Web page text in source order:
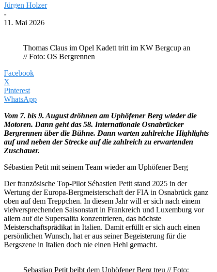
Jürgen Holzer
-
11. Mai 2026
Thomas Claus im Opel Kadett tritt im KW Bergcup an
// Foto: OS Bergrennen
Facebook
X
Pinterest
WhatsApp
Vom 7. bis 9. August dröhnen am Uphöfener Berg wieder die
Motoren. Dann geht das 58. Internationale Osnabrücker
Bergrennen über die Bühne. Dann warten zahlreiche Highlights
auf und neben der Strecke auf die zahlreich zu erwartenden
Zuschauer.
Sébastien Petit mit seinem Team wieder am Uphöfener Berg
Der französische Top-Pilot Sébastien Petit stand 2025 in der
Wertung der Europa-Bergmeisterschaft der FIA in Osnabrück ganz
oben auf dem Treppchen. In diesem Jahr will er sich nach einem
vielversprechenden Saisonstart in Frankreich und Luxemburg vor
allem auf die Supersalita konzentrieren, das höchste
Meisterschaftsprädikat in Italien. Damit erfüllt er sich auch einen
persönlichen Wunsch, hat er aus seiner Begeisterung für die
Bergszene in Italien doch nie einen Hehl gemacht.
Sebastian Petit beibt dem Uphöfener Berg treu // Foto: